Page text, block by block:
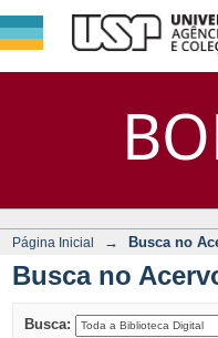
DSpace/
Página Inicial → Busca no
Busca no
Busca: